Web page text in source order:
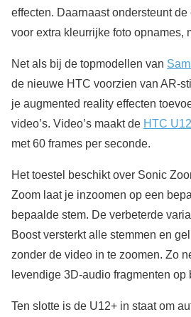
effecten. Daarnaast ondersteunt
voor extra kleurrijke foto opnames,
Net als bij de topmodellen van
de nieuwe HTC voorzien van AR-
je augmented reality effecten
video’s. Video’s maakt de HTC
met 60 frames per seconde.
Het toestel beschikt over Sonic
Zoom laat je inzoomen op een
bepaalde stem. De verbeterde
Boost versterkt alle stemmen en
zonder de video in te zoomen. Zo
levendige 3D-audio fragmenten op
Ten slotte is de U12+ in staat om